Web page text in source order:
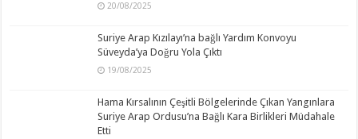
20/08/2025
Suriye Arap Kızılayı’na bağlı Yardım Konvoyu
Süveyda’ya Doğru Yola Çıktı
19/08/2025
Hama Kırsalının Çeşitli Bölgelerinde Çıkan Yangınlara
Suriye Arap Ordusu’na Bağlı Kara Birlikleri Müdahale
Etti